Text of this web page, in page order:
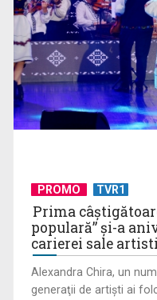
Conopidă picantă pentru
PROMO TVR1
Prima
populară” şi-a
carierei sale
Alexandra Chira, un
generaţii de artişti ai